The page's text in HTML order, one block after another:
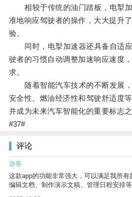
相较于传统的油门踏板，电掣加
准地响应驾驶者的操作，大大提升
验。
同时，电掣加速器还具备自适应
驶者的习惯自动调整加速响应速度
求。
随着智能汽车技术的不断发展，
安全性、燃油经济性和驾驶舒适度
并成为未来汽车智能化的重要标志之
#37#
评论
游客
这款app的功能非常强大，可以满足我所
编辑文档、制作演示文稿、管理日程安排等